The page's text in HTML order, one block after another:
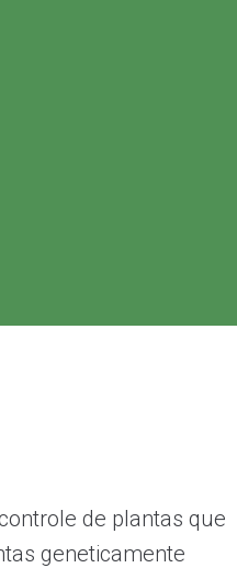
de plantas que
geneticamente